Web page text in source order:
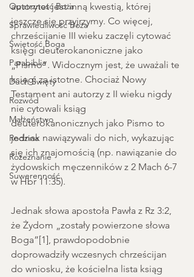
Opatrzność Boża
Sprawiedliwość Boża
Świętość Boga
Parabiblia
Duch Święty
Rozwód
Małżeństwo
Rodzina
Rozeznanie
Suwerenność
autorytet jest inną kwestią, której
jeszcze się przyjrzymy. Co więcej,
chrześcijanie III wieku zaczęli cytować
księgi deuterokanoniczne jako
„Pismo”. Widocznym jest, że uważali te
księgi za istotne. Chociaż Nowy
Testament ani autorzy z II wieku nigdy
nie cytowali ksiąg
deuterokanonicznych jako Pismo to
jednak nawiązywali do nich, wykazując
się ich znajomością (np. nawiązanie do
żydowskich męczenników z 2 Mach 6-7
w Hbr 11:35).
Jednak słowa apostoła Pawła z Rz 3:2,
że Żydom „zostały powierzone słowa
Boga”[1], prawdopodobnie
doprowadziły wczesnych chrześcijan
do wniosku, że kościelna lista ksiąg